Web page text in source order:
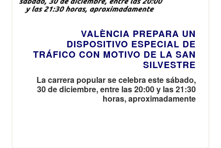
VALÈNCIA PREPARA UN
DISPOSITIVO ESPECIAL DE
TRÁFICO CON MOTIVO DE LA SAN
SILVESTRE
La carrera popular se celebra este sábado,
30 de diciembre, entre las 20:00 y las 21:30
horas, aproximadamente